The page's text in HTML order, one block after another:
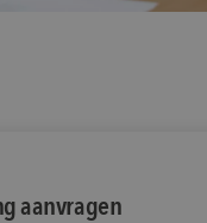
aanvragen